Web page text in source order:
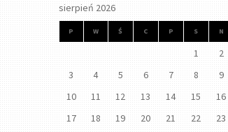
sierpień 2026
P W Ś C P S N
1
2
3
4 5 6 7 8
9
10
11 12 13 14 15
16
17
18 19 20 21 22
23